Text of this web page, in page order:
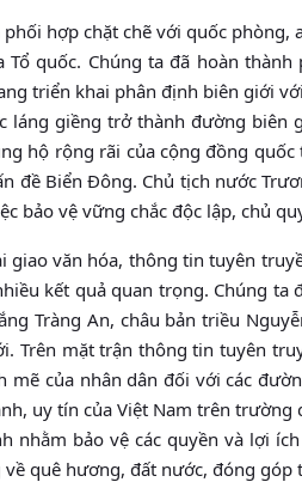
hợp chặt chẽ với quốc
Tổ quốc. Chúng ta đã hoàn
triển khai phân định biên giới
láng giềng trở thành đường
hộ rộng rãi của cộng đồng
đề Biển Đông. Chủ tịch nước
bảo vệ vững chắc độc lập, chủ
giao văn hóa, thông tin tuyên
kết quả quan trọng. Chúng ta
Tràng An, châu bản triều
Trên mặt trận thông tin tuyên
mẽ của nhân dân đối với các
uy tín của Việt Nam trên
nhằm bảo vệ các quyền và lợi
quê hương, đất nước, đóng